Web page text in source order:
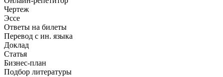
Чертеж
Эссе
Ответы на билеты
Перевод с ин. языка
Доклад
Статья
Бизнес-план
Подбор литературы